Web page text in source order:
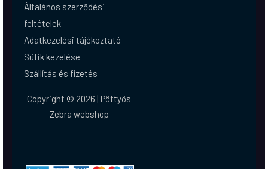
Általános szerződési
feltételek
Adatkezelési tájékoztató
Sütik kezelése
Szállítás és fizetés
Copyright © 2026 | Pöttyös
Zebra webshop